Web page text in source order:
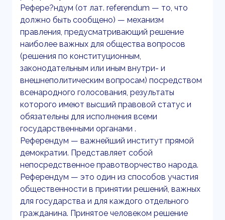
Рефере?ндум (от лат. referendum — то, что
должно быть сообщено) — механизм
правления, предусматривающий решение
наиболее важных для общества вопросов
(решения по конституционным,
законодательным или иным внутри- и
внешнеполитическим вопросам) посредством
всенародного голосования, результаты
которого имеют высший правовой статус и
обязательны для исполнения всеми
государственными органами .
Референдум — важнейший институт прямой
демократии. Представляет собой
непосредственное правотворчество народа.
Референдум — это один из способов участия
общественности в принятии решений, важных
для государства и для каждого отдельного
гражданина. Принятое человеком решение